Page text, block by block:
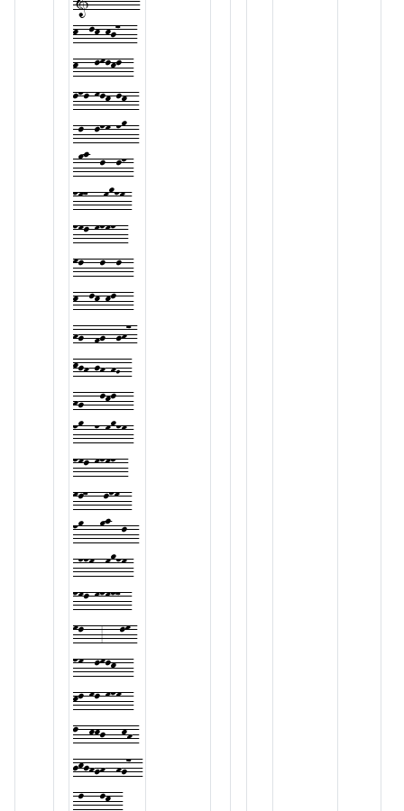
k--lk-kj7---
k---lmlkl--
lnl-mlk-lk--
-l--lnm-no--
-op--l--ln-
nm7---monm-
nml-mnmn--
ml---l--l--
k--lk-kl---
hg--fg--gh7-
kjh-jh-hG--
hg---lkl---
no--n-monm-
nml-mnmn--
ml7---lnm--
no---op--l--
-nnm--monm-
nml-mnmn7--
ml---3---lm-
nm--lmlk---
kl-ml-mnm--
l--kkj---kh-
jkjhgh--hg7--
-l---lk--